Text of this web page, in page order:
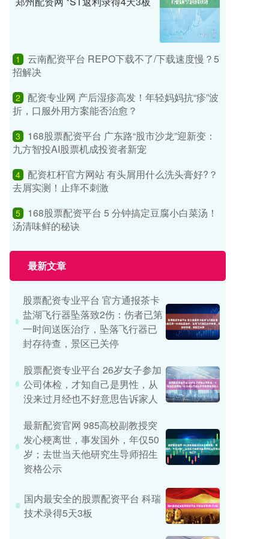
1
云南配资平台 REPO下载不了/下载速度慢？5
招解决
2
配资专业网 产后湿疹高发！年轻妈妈抗“疹”波
折，口服外用方案能否治愈？
3
168股票配资平台 广东路“股市沙龙”迎新变：
九方智投AI股票机成投资者新宠
4
配资杠杆官方网站 有头屑用什么洗头膏好?？
去屑实测！止痒不刺激
5
168股票配资平台 5 分钟搞定豆腐小白菜汤！
汤清味鲜的秘诀
最新文章
股票配资专业平台 官方通报茶卡
盐湖飞行器坠落致2伤：伤者已第
一时间送医治疗，坠落飞行器已
封存待查，景区已关停
股票配资专业平台 26岁女子参加
公司体检，才知自己是男性，从
没来过月经也不好意思告诉家人
最新配资官网 985高校副教授突
发心梗离世，事发国外，年仅50
岁；去世当天他研究生导师招生
资格公示
国内最安全的股票配资平台 科瑞
技术录得5天3板